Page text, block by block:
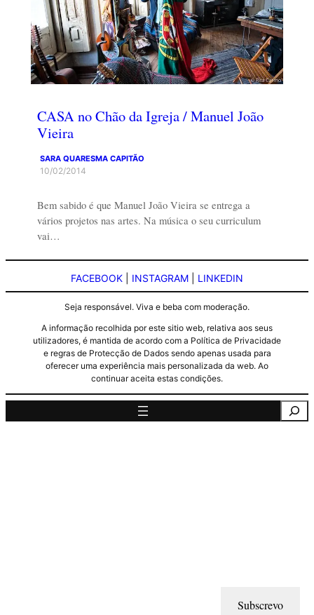
CASA no Chão da Igreja / Manuel João
Vieira
SARA QUARESMA CAPITÃO
10/02/2014
Bem sabido é que Manuel João Vieira se entrega a
vários projetos nas artes. Na música o seu curriculum
vai…
FACEBOOK INSTAGRAM LINKEDIN
Seja responsável. Viva e beba com moderação.
A informação recolhida por este sitio web, relativa aos seus
utilizadores, é mantida de acordo com a Política de Privacidade
e regras de Protecção de Dados sendo apenas usada para
oferecer uma experiência mais personalizada da web. Ao
continuar aceita estas condições.
Subscrevo